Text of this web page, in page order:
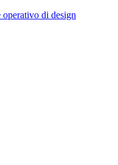
operativo di design